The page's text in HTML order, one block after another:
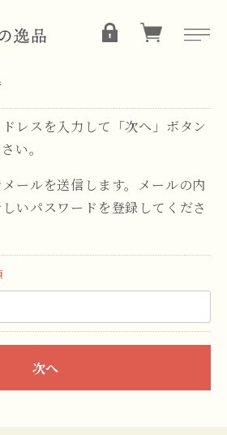
レスを入力して「次へ」ボタン
い。
ールを送信します。メールの内
いパスワードを登録してくださ
次へ